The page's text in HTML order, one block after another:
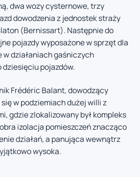
dwa wozy cysternowe, trzy
dowodzenia z jednostek straży
(Bernissart). Następnie do
pojazdy wyposażone w sprzęt dla
w działaniach gaśniczych
dziesięciu pojazdów.
Frédéric Balant, dowodzący
w podziemiach dużej willi z
gdzie zlokalizowany był kompleks
izolacja pomieszczeń znacząco
działań, a panująca wewnątrz
wysoka.